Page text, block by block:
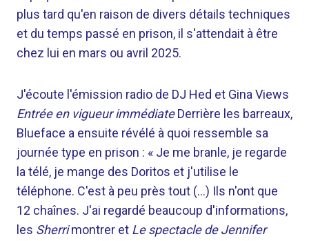
plus tard qu'en raison de divers détails techniques
et du temps passé en prison, il s'attendait à être
chez lui en mars ou avril 2025.
J'écoute l'émission radio de DJ Hed et Gina Views
Entrée en vigueur immédiateDerrière les barreaux,
Blueface a ensuite révélé à quoi ressemble sa
journée type en prison : « Je me branle, je regarde
la télé, je mange des Doritos et j'utilise le
téléphone. C'est à peu près tout (…) Ils n'ont que
12 chaînes. J'ai regardé beaucoup d'informations,
les Sherrimontrer et Le spectacle de Jennifer